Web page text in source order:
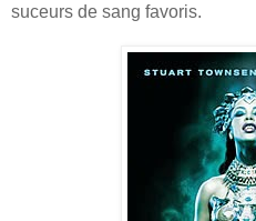
suceurs de sang favoris.